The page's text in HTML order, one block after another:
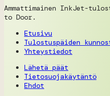
Ammattimainen InkJet-
to Door.
Etusivu
Tulostuspäiden
Yhteystiedot
Lähetä päät
Tietosuojakäytäntö
Ehdot